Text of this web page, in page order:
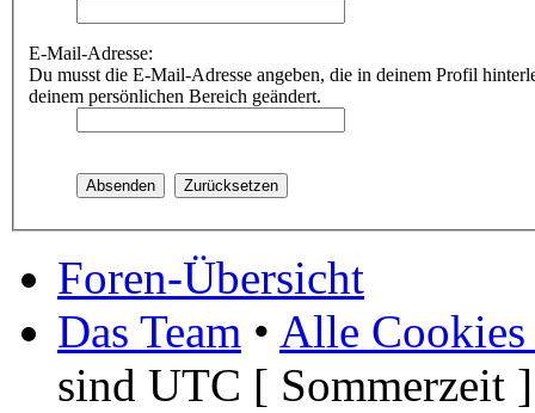
E-Mail-Adresse:
Du musst die E-Mail-Adresse angeben, die in deinem Profil
deinem persönlichen Bereich geändert.
Foren-Übersicht
Das Team • Alle Cookies
sind UTC [ Sommerzeit ]